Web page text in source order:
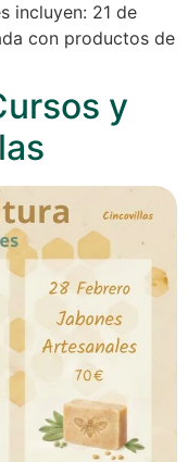
incluyen: 21 de
con productos de
y